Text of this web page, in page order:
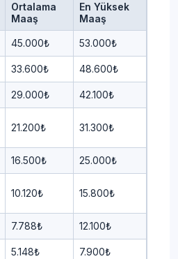
Ortalama
Maaş
En Yüksek
Maaş
45.000₺ 53.000₺
33.600₺ 48.600₺
29.000₺ 42.100₺
21.200₺ 31.300₺
16.500₺ 25.000₺
10.120₺ 15.800₺
7.788₺ 12.100₺
5.148₺ 7.900₺